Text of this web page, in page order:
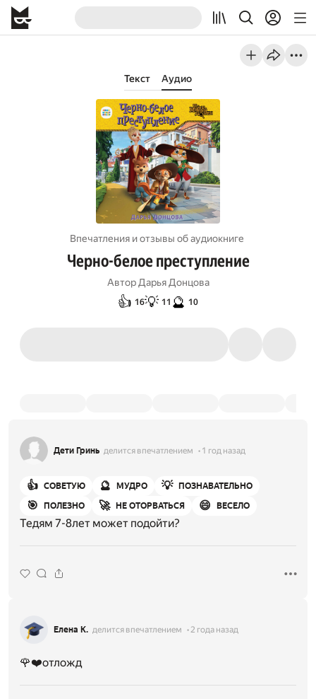
Текст Аудио
Впечатления и отзывы об aудиокниге
Черно-белое преступление
Автор Дарья Донцова
👍 16💡 11 🔮 10
Дети Гринь делится впечатлением 1 год назад
👍 СОВЕТУЮ 🔮 МУДРО 💡 ПОЗНАВАТЕЛЬНО
🎯 ПОЛЕЗНО 🚀 НЕ ОТОРВАТЬСЯ 😄 ВЕСЕЛО
Тедям 7-8лет может подойти?
Елена К. делится впечатлением 2 года назад
🌹❤️отложд